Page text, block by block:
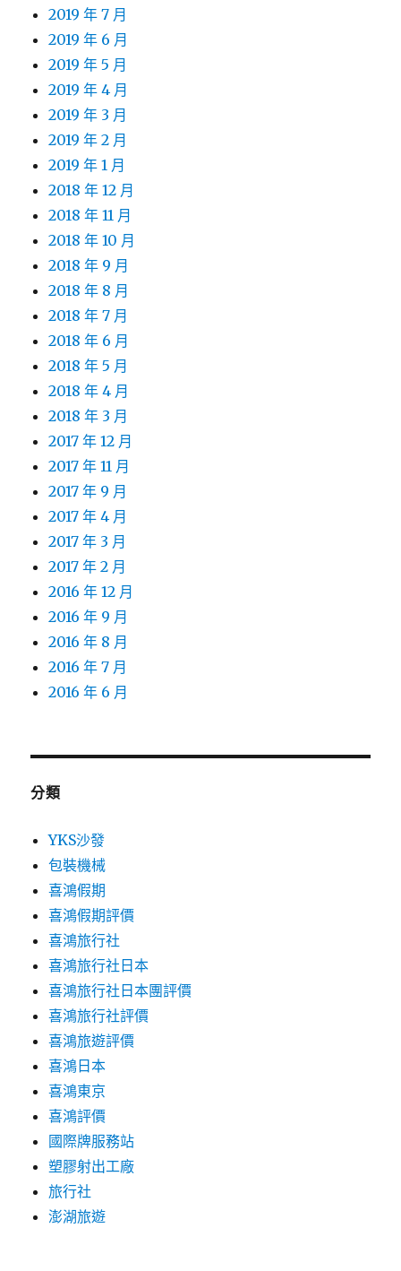
2019 年 7 月
2019 年 6 月
2019 年 5 月
2019 年 4 月
2019 年 3 月
2019 年 2 月
2019 年 1 月
2018 年 12 月
2018 年 11 月
2018 年 10 月
2018 年 9 月
2018 年 8 月
2018 年 7 月
2018 年 6 月
2018 年 5 月
2018 年 4 月
2018 年 3 月
2017 年 12 月
2017 年 11 月
2017 年 9 月
2017 年 4 月
2017 年 3 月
2017 年 2 月
2016 年 12 月
2016 年 9 月
2016 年 8 月
2016 年 7 月
2016 年 6 月
分類
YKS沙發
包裝機械
喜鴻假期
喜鴻假期評價
喜鴻旅行社
喜鴻旅行社日本
喜鴻旅行社日本團評價
喜鴻旅行社評價
喜鴻旅遊評價
喜鴻日本
喜鴻東京
喜鴻評價
國際牌服務站
塑膠射出工廠
旅行社
澎湖旅遊